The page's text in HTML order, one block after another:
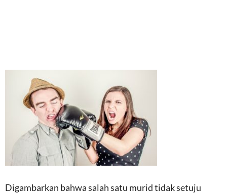
Digambarkan bahwa salah satu murid tidak setuju